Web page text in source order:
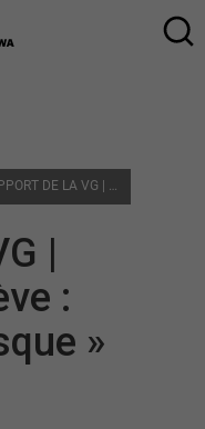
RAPPORT DE LA VG | MANQUE DE RELÈVE : GATINEAU « À RISQUE »
|
:
»